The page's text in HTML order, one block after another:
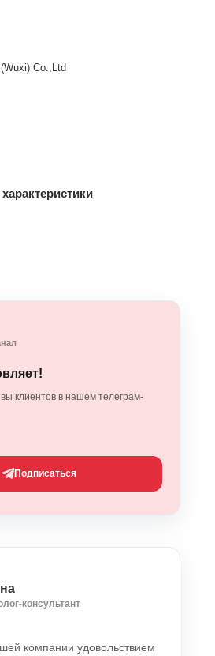
Co.,Ltd
клиентов в нашем телеграм-
Подписаться
консультант
компании удовольствием